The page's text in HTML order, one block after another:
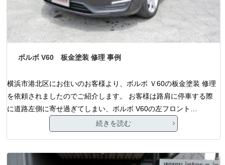
ボルボ V60 板金塗装 修理 事例
横浜市港北区にお住いのお客様より、ボルボ Ｖ60の板金塗装 修理
を依頼されましたのでご紹介します。 お客様は路肩に停車する際
に道路左側に寄せ過ぎてしまい、ボルボ V60の左フロント…
続きを読む